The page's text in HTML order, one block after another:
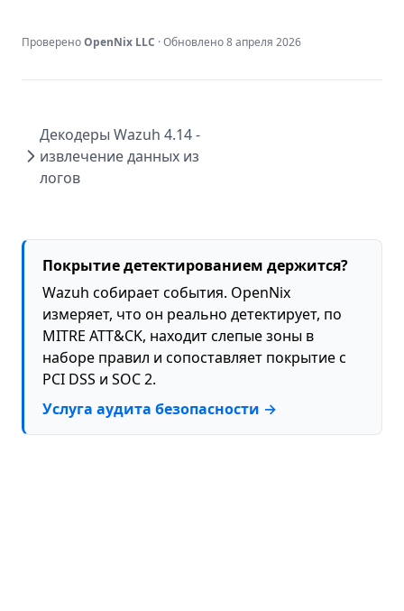
ПровереноOpenNix LLC · Обновлено8 апреля 2026
Декодеры Wazuh 4.14 -
извлечение данных из
логов
Покрытие детектированием держится?
Wazuh собирает события. OpenNix
измеряет, что он реально детектирует, по
MITRE ATT&CK, находит слепые зоны в
наборе правил и сопоставляет покрытие с
PCI DSS и SOC 2.
Услуга аудита безопасности →